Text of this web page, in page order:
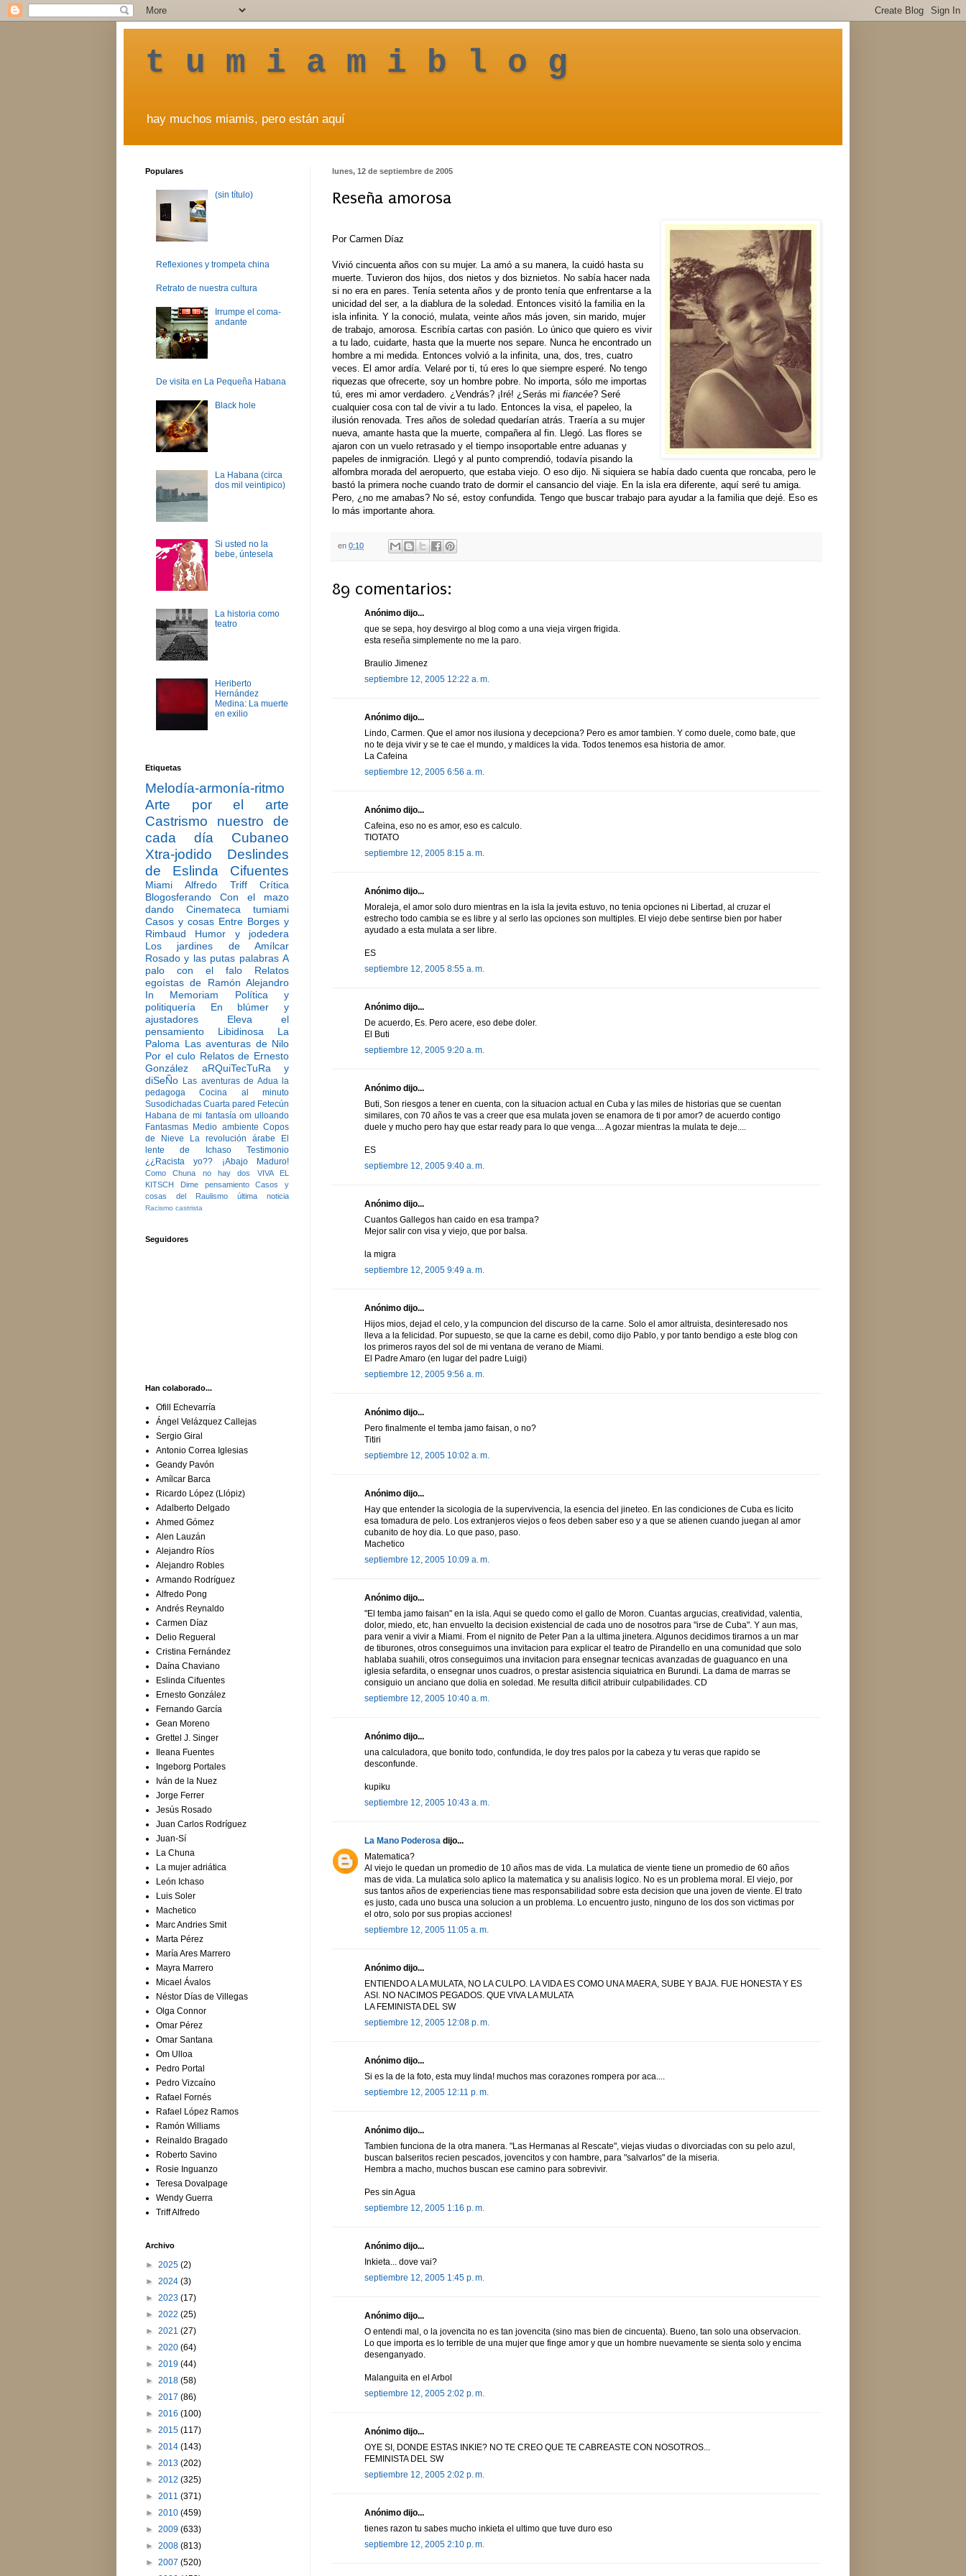
t u m i a m i b l o g
hay muchos miamis, pero están aquí
lunes, 12 de septiembre de 2005
Reseña amorosa
Por Carmen Díaz
Vivió cincuenta años con su mujer. La amó a su manera, la cuidó hasta su
muerte. Tuvieron dos hijos, dos nietos y dos biznietos. No sabía hacer nada
si no era en pares. Tenía setenta años y de pronto tenía que enfrentarse a la
unicidad del ser, a la diablura de la soledad. Entonces visitó la familia en la
isla infinita. Y la conoció, mulata, veinte años más joven, sin marido, mujer
de trabajo, amorosa. Escribía cartas con pasión. Lo único que quiero es vivir
a tu lado, cuidarte, hasta que la muerte nos separe. Nunca he encontrado un
hombre a mi medida. Entonces volvió a la infinita, una, dos, tres, cuatro
veces. El amor ardía. Velaré por ti, tú eres lo que siempre esperé. No tengo
riquezas que ofrecerte, soy un hombre pobre. No importa, sólo me importas
tú, eres mi amor verdadero. ¿Vendrás? ¡Iré! ¿Serás mi fiancée? Seré
cualquier cosa con tal de vivir a tu lado. Entonces la visa, el papeleo, la
ilusión renovada. Tres años de soledad quedarían atrás. Traería a su mujer
nueva, amante hasta que la muerte, compañera al fin. Llegó. Las flores se
ajaron con un vuelo retrasado y el tiempo insoportable entre aduanas y
papeles de inmigración. Llegó y al punto comprendió, todavía pisando la
alfombra morada del aeropuerto, que estaba viejo. O eso dijo. Ni siquiera se había dado cuenta que roncaba, pero le
bastó la primera noche cuando trato de dormir el cansancio del viaje. En la isla era diferente, aquí seré tu amiga.
Pero, ¿no me amabas? No sé, estoy confundida. Tengo que buscar trabajo para ayudar a la familia que dejé. Eso es
lo más importante ahora.
en 0:10
89 comentarios:
Anónimo dijo...
que se sepa, hoy desvirgo al blog como a una vieja virgen frigida.
esta reseña simplemente no me la paro.
Braulio Jimenez
septiembre 12, 2005 12:22 a. m.
Anónimo dijo...
Lindo, Carmen. Que el amor nos ilusiona y decepciona? Pero es amor tambien. Y como duele, como bate, que
no te deja vivir y se te cae el mundo, y maldices la vida. Todos tenemos esa historia de amor.
La Cafeina
septiembre 12, 2005 6:56 a. m.
Anónimo dijo...
Cafeina, eso no es amor, eso es calculo.
TIOTATO
septiembre 12, 2005 8:15 a. m.
Anónimo dijo...
Moraleja, el amor solo duro mientras en la isla la jevita estuvo, no tenia opciones ni Libertad, al cruzar el
estrecho todo cambia se es libre y al serlo las opciones son multiples. El viejo debe sentirse bien por haber
ayudado a esta mulata a ser libre.
ES
septiembre 12, 2005 8:55 a. m.
Anónimo dijo...
De acuerdo, Es. Pero acere, eso debe doler.
El Buti
septiembre 12, 2005 9:20 a. m.
Anónimo dijo...
Buti, Son riesgos a tener en cuenta, con la situacion actual en Cuba y las miles de historias que se cuentan
similares, con 70 años te vas a creer que esa mulata joven se enamora de ti por amor? de acuerdo contigo
duele y mucho pero hay que estar ready para lo que venga.... A gozar mientras la mulata te deje....
ES
septiembre 12, 2005 9:40 a. m.
Anónimo dijo...
Cuantos Gallegos han caido en esa trampa?
Mejor salir con visa y viejo, que por balsa.
la migra
septiembre 12, 2005 9:49 a. m.
Anónimo dijo...
Hijos mios, dejad el celo, y la compuncion del discurso de la carne. Solo el amor altruista, desinteresado nos
lleva a la felicidad. Por supuesto, se que la carne es debil, como dijo Pablo, y por tanto bendigo a este blog con
los primeros rayos del sol de mi ventana de verano de Miami.
El Padre Amaro (en lugar del padre Luigi)
septiembre 12, 2005 9:56 a. m.
Anónimo dijo...
Pero finalmente el temba jamo faisan, o no?
Titiri
septiembre 12, 2005 10:02 a. m.
Anónimo dijo...
Hay que entender la sicologia de la supervivencia, la esencia del jineteo. En las condiciones de Cuba es licito
esa tomadura de pelo. Los extranjeros viejos o feos deben saber eso y a que se atienen cuando juegan al amor
cubanito de hoy dia. Lo que paso, paso.
Machetico
septiembre 12, 2005 10:09 a. m.
Anónimo dijo...
"El temba jamo faisan" en la isla. Aqui se quedo como el gallo de Moron. Cuantas argucias, creatividad, valentia,
dolor, miedo, etc, han envuelto la decision existencial de cada uno de nosotros para "irse de Cuba". Y aun mas,
para venir a vivir a Miami. From el nignito de Peter Pan a la ultima jinetera. Algunos decidimos tirarnos a un mar
de tiburones, otros conseguimos una invitacion para explicar el teatro de Pirandello en una comunidad que solo
hablaba suahili, otros conseguimos una invitacion para ensegnar tecnicas avanzadas de guaguanco en una
iglesia sefardita, o ensegnar unos cuadros, o prestar asistencia siquiatrica en Burundi. La dama de marras se
consiguio un anciano que dolia en soledad. Me resulta dificil atribuir culpabilidades. CD
septiembre 12, 2005 10:40 a. m.
Anónimo dijo...
una calculadora, que bonito todo, confundida, le doy tres palos por la cabeza y tu veras que rapido se
desconfunde.
kupiku
septiembre 12, 2005 10:43 a. m.
La Mano Poderosa dijo...
Matematica?
Al viejo le quedan un promedio de 10 años mas de vida. La mulatica de viente tiene un promedio de 60 años
mas de vida. La mulatica solo aplico la matematica y su analisis logico. No es un problema moral. El viejo, por
sus tantos años de experiencias tiene mas responsabilidad sobre esta decision que una joven de viente. El trato
es justo, cada uno busca una solucion a un problema. Lo encuentro justo, ninguno de los dos son victimas por
el otro, solo por sus propias acciones!
septiembre 12, 2005 11:05 a. m.
Anónimo dijo...
ENTIENDO A LA MULATA, NO LA CULPO. LA VIDA ES COMO UNA MAERA, SUBE Y BAJA. FUE HONESTA Y ES
ASI. NO NACIMOS PEGADOS. QUE VIVA LA MULATA
LA FEMINISTA DEL SW
septiembre 12, 2005 12:08 p. m.
Anónimo dijo...
Si es la de la foto, esta muy linda! muchos mas corazones rompera por aca....
septiembre 12, 2005 12:11 p. m.
Anónimo dijo...
Tambien funciona de la otra manera. "Las Hermanas al Rescate", viejas viudas o divorciadas con su pelo azul,
buscan balseritos recien pescados, jovencitos y con hambre, para "salvarlos" de la miseria.
Hembra a macho, muchos buscan ese camino para sobrevivir.
Pes sin Agua
septiembre 12, 2005 1:16 p. m.
Anónimo dijo...
Inkieta... dove vai?
septiembre 12, 2005 1:45 p. m.
Anónimo dijo...
O entendi mal, o la jovencita no es tan jovencita (sino mas bien de cincuenta). Bueno, tan solo una observacion.
Lo que importa es lo terrible de una mujer que finge amor y que un hombre nuevamente se sienta solo y encima
desenganyado.
Malanguita en el Arbol
septiembre 12, 2005 2:02 p. m.
Anónimo dijo...
OYE SI, DONDE ESTAS INKIE? NO TE CREO QUE TE CABREASTE CON NOSOTROS...
FEMINISTA DEL SW
septiembre 12, 2005 2:02 p. m.
Anónimo dijo...
tienes razon tu sabes mucho inkieta el ultimo que tuve duro eso
septiembre 12, 2005 2:10 p. m.
Populares
(sin título)
Reflexiones y trompeta china
Retrato de nuestra cultura
Irrumpe el coma-
andante
De visita en La Pequeña Habana
Black hole
La Habana (circa
dos mil veintipico)
Si usted no la
bebe, úntesela
La historia como
teatro
Heriberto
Hernández
Medina: La muerte
en exilio
Etiquetas
Melodía-armonía-ritmo
Arte por el arte
Castrismo nuestro de
cada día
Cubaneo
Xtra-jodido
Deslindes
de Eslinda Cifuentes
Miami Alfredo Triff
Crítica
Blogosferando
Con el mazo
dando
Cinemateca tumiami
Casos y cosas Entre Borges y
Rimbaud
Humor y jodedera
Los jardines de Amílcar
Rosado y las putas palabras A
palo con el falo
Relatos
egoístas de Ramón Alejandro
In Memoriam
Política y
politiquería
En blúmer y
ajustadores
Eleva el
pensamiento
Libidinosa
La
Paloma Las aventuras de Nilo
Por el culo Relatos de Ernesto
González
aRQuiTecTuRa y
diSeÑo Las aventuras de Adua la
pedagoga
Cocina al minuto
Susodichadas Cuarta pared Fetecún
Habana de mi fantasía om ulloando
Fantasmas Medio ambiente Copos
de Nieve
La revolución árabe
El
lente de Ichaso
Testimonio
¿¿Racista yo??
¡Abajo Maduro!
Como Chuna no hay dos
VIVA EL
KITSCH
Dime pensamiento
Casos y
cosas del Raulismo
última noticia
Racismo castrista
Seguidores
Han colaborado...
Ofill Echevarría
Ángel Velázquez Callejas
Sergio Giral
Antonio Correa Iglesias
Geandy Pavón
Amílcar Barca
Ricardo López (Llópiz)
Adalberto Delgado
Ahmed Gómez
Alen Lauzán
Alejandro Ríos
Alejandro Robles
Armando Rodríguez
Alfredo Pong
Andrés Reynaldo
Carmen Díaz
Delio Regueral
Cristina Fernández
Daína Chaviano
Eslinda Cifuentes
Ernesto González
Fernando García
Gean Moreno
Grettel J. Singer
Ileana Fuentes
Ingeborg Portales
Iván de la Nuez
Jorge Ferrer
Jesús Rosado
Juan Carlos Rodríguez
Juan-Sí
La Chuna
La mujer adriática
León Ichaso
Luis Soler
Machetico
Marc Andries Smit
Marta Pérez
María Ares Marrero
Mayra Marrero
Micael Ávalos
Néstor Días de Villegas
Olga Connor
Omar Pérez
Omar Santana
Om Ulloa
Pedro Portal
Pedro Vizcaíno
Rafael Fornés
Rafael López Ramos
Ramón Williams
Reinaldo Bragado
Roberto Savino
Rosie Inguanzo
Teresa Dovalpage
Wendy Guerra
Triff Alfredo
Archivo
► 2025 (2)
► 2024 (3)
► 2023 (17)
► 2022 (25)
► 2021 (27)
► 2020 (64)
► 2019 (44)
► 2018 (58)
► 2017 (86)
► 2016 (100)
► 2015 (117)
► 2014 (143)
► 2013 (202)
► 2012 (325)
► 2011 (371)
► 2010 (459)
► 2009 (633)
► 2008 (813)
► 2007 (520)